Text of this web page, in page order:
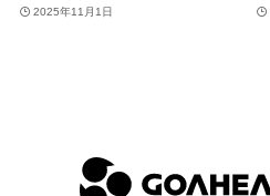
2025年11月1日